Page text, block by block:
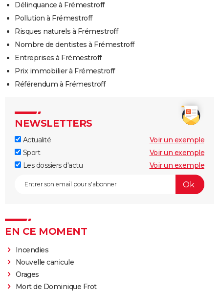
Délinquance à Frémestroff
Pollution à Frémestroff
Risques naturels à Frémestroff
Nombre de dentistes à Frémestroff
Entreprises à Frémestroff
Prix immobilier à Frémestroff
Référendum à Frémestroff
NEWSLETTERS
Actualité
Voir un exemple
Sport
Voir un exemple
Les dossiers d'actu
Voir un exemple
EN CE MOMENT
Incendies
Nouvelle canicule
Orages
Mort de Dominique Frot